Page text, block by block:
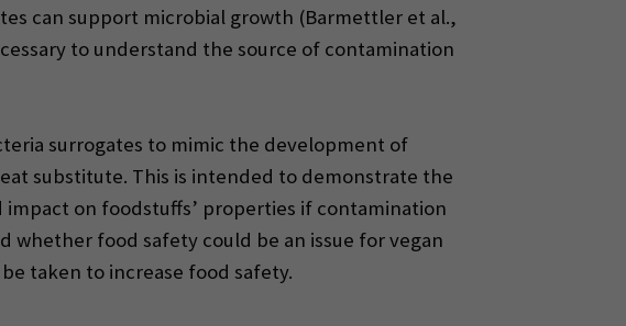
can support microbial growth (Barmettler et al.,
to understand the source of contamination
surrogates to mimic the development of
substitute. This is intended to demonstrate the
on foodstuffs’ properties if contamination
whether food safety could be an issue for vegan
taken to increase food safety.